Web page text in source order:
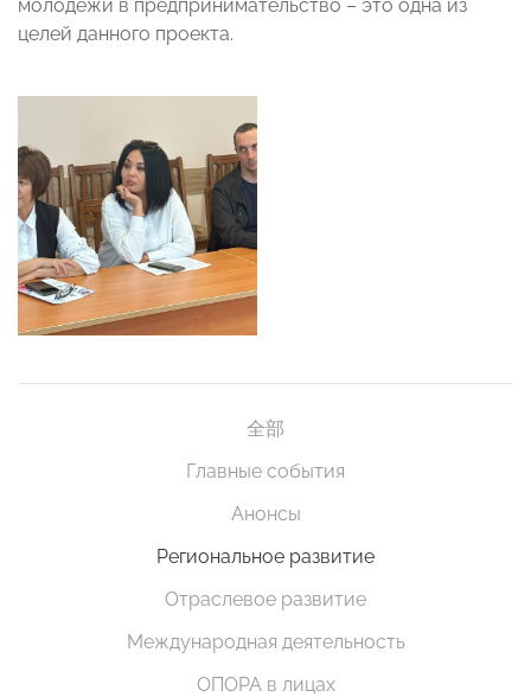
молодежи в предпринимательство – это одна из
целей данного проекта.
全部
Главные события
Анонсы
Региональное развитие
Отраслевое развитие
Международная деятельность
ОПОРА в лицах